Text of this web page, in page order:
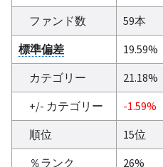
ファンド数
59本
標準偏差
19.59%
カテゴリー
21.18%
+/- カテゴリー
-1.59%
順位
15位
％ランク
26%